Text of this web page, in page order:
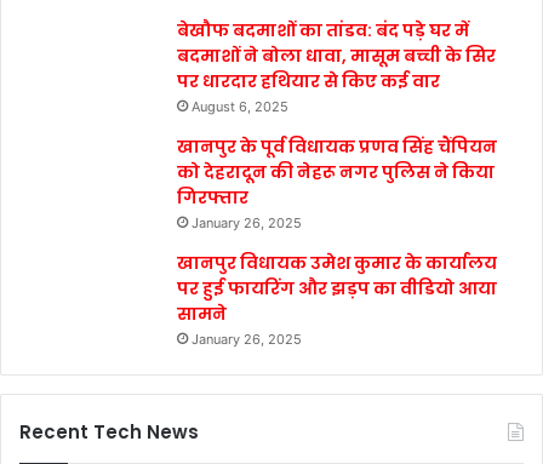
बेखौफ बदमाशों का तांडव: बंद पड़े घर में
बदमाशों ने बोला धावा, मासूम बच्ची के सिर
पर धारदार हथियार से किए कई वार
August 6, 2025
खानपुर के पूर्व विधायक प्रणव सिंह चैंपियन
को देहरादून की नेहरू नगर पुलिस ने किया
गिरफ्तार
January 26, 2025
खानपुर विधायक उमेश कुमार के कार्यालय
पर हुई फायरिंग और झड़प का वीडियो आया
सामने
January 26, 2025
Recent Tech News